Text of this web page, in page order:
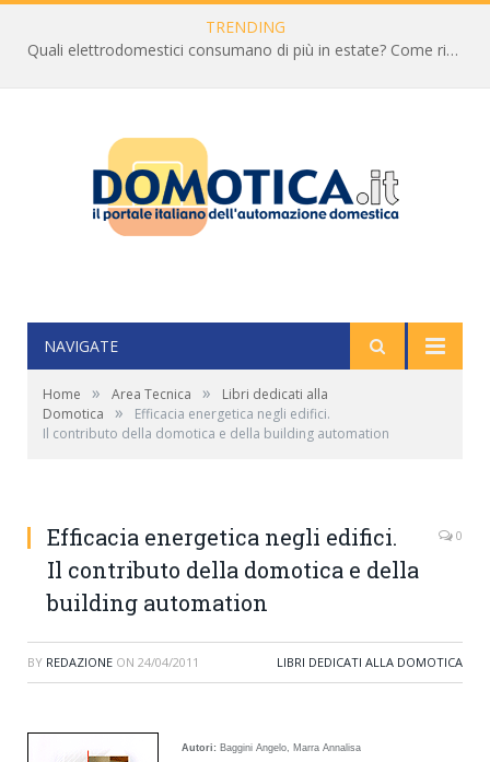
TRENDING
Quali elettrodomestici consumano di più in estate? Come ridurre la bolletta
NAVIGATE
Home » Area Tecnica »
Libri dedicati alla
Domotica
»
Efficacia energetica negli edifici.
Il contributo della domotica e della building automation
Efficacia energetica negli edifici.
Il contributo della domotica e della
building automation
0
BY REDAZIONE ON 24/04/2011 LIBRI DEDICATI ALLA DOMOTICA
Autori: Baggini Angelo, Marra Annalisa